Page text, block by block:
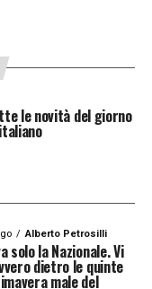
le novità del giorno
Alberto Petrosilli
solo la Nazionale. Vi
dietro le quinte
male del